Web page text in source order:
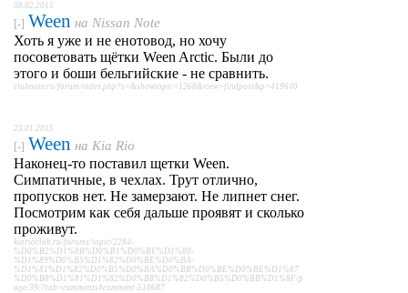
08.02.2015
[-] Ween на Nissan Note
Хоть я уже и не енотовод, но хочу
посоветовать щётки Ween Arctic. Были до
этого и боши бельгийские - не сравнить.
clubnote.ru/forum/index.php?s=&showtopic=1268&view=findpost&p=419640
23.01.2015
[-] Ween на Kia Rio
Наконец-то поставил щетки Ween.
Симпатичные, в чехлах. Трут отлично,
пропусков нет. Не замерзают. Не липнет снег.
Посмотрим как себя дальше проявят и сколько
проживут.
kiarioclub.ru/forums/topic/2284-
%D0%B2%D1%8B%D0%B1%D0%BE%D1%80-
%D1%89%D0%B5%D1%82%D0%BE%D0%BA-
%D1%81%D1%82%D0%B5%D0%BA%D0%BB%D0%BE%D0%BE%D1%87
%D0%B8%D1%81%D1%82%D0%B8%D1%82%D0%B5%D0%BB%D1%8F/p
age/39/?tab=comments#comment-510687